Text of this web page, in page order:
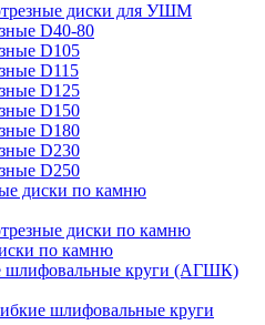
диски для УШМ
D40-80
D105
D115
D125
D150
D180
D230
D250
диски по камню
диски по камню
по камню
шлифовальные круги (АГШК)
шлифовальные круги